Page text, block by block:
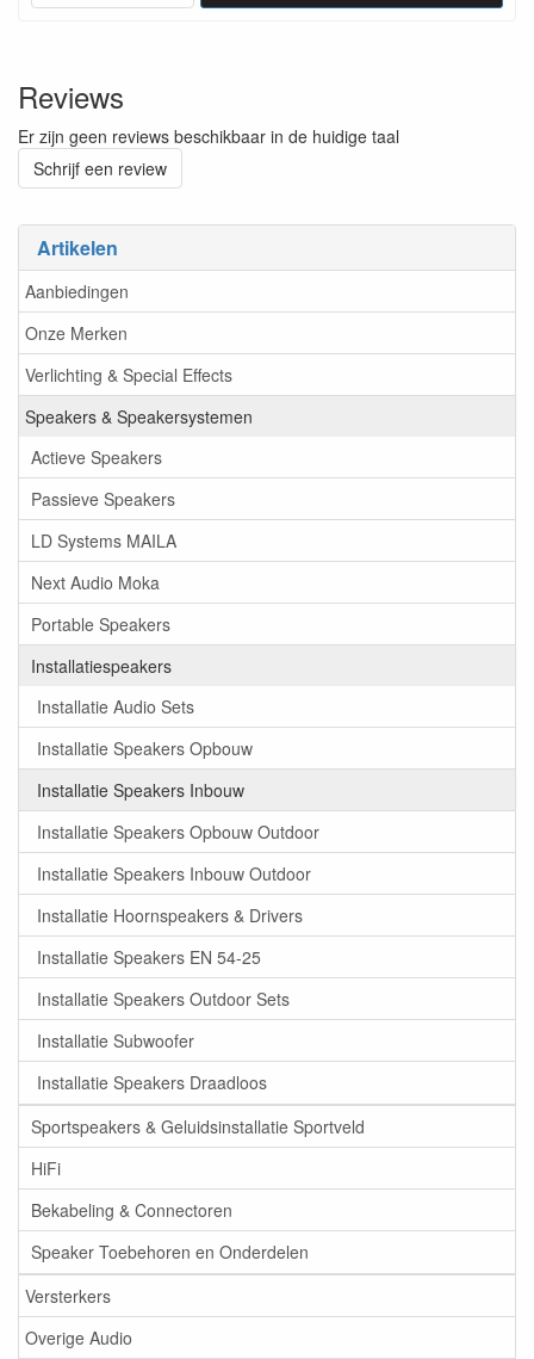
Artikelen
Aanbiedingen
Onze Merken
Verlichting & Special Effects
Speakers & Speakersystemen
Actieve Speakers
Passieve Speakers
LD Systems MAILA
Next Audio Moka
Portable Speakers
Installatiespeakers
Installatie Audio Sets
Installatie Speakers Opbouw
Installatie Speakers Inbouw
Installatie Speakers Opbouw Outdoor
Installatie Speakers Inbouw Outdoor
Installatie Hoornspeakers & Drivers
Installatie Speakers EN 54-25
Installatie Speakers Outdoor Sets
Installatie Subwoofer
Installatie Speakers Draadloos
Sportspeakers & Geluidsinstallatie Sportveld
HiFi
Bekabeling & Connectoren
Speaker Toebehoren en Onderdelen
Versterkers
Overige Audio
Reviews
Er zijn geen reviews beschikbaar in de huidige taal
Schrijf een review